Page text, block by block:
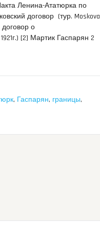
Ленина-Ататюрка по
договор (тур. Moskova
договор о
[2] Мартик Гаспарян 2
, Гаспарян, границы,